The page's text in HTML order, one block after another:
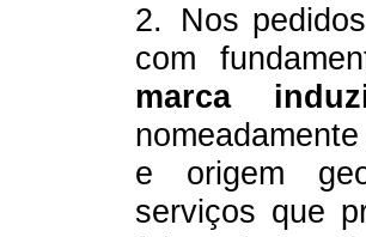
2.
Nos
com
marca
e origem
serviços que